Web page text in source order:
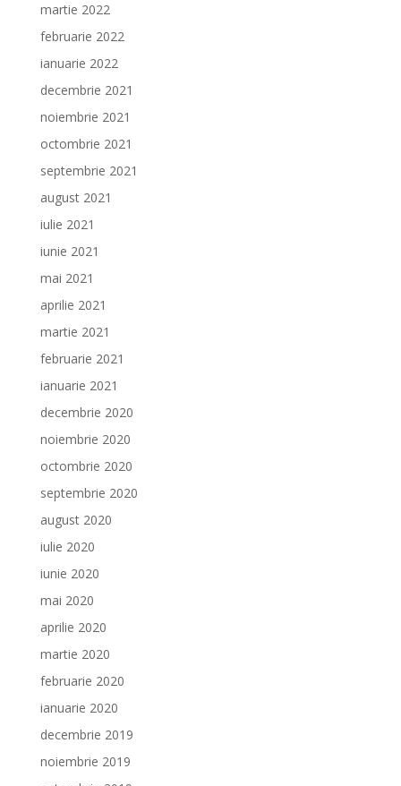
martie 2022
februarie 2022
ianuarie 2022
decembrie 2021
noiembrie 2021
octombrie 2021
septembrie 2021
august 2021
iulie 2021
iunie 2021
mai 2021
aprilie 2021
martie 2021
februarie 2021
ianuarie 2021
decembrie 2020
noiembrie 2020
octombrie 2020
septembrie 2020
august 2020
iulie 2020
iunie 2020
mai 2020
aprilie 2020
martie 2020
februarie 2020
ianuarie 2020
decembrie 2019
noiembrie 2019